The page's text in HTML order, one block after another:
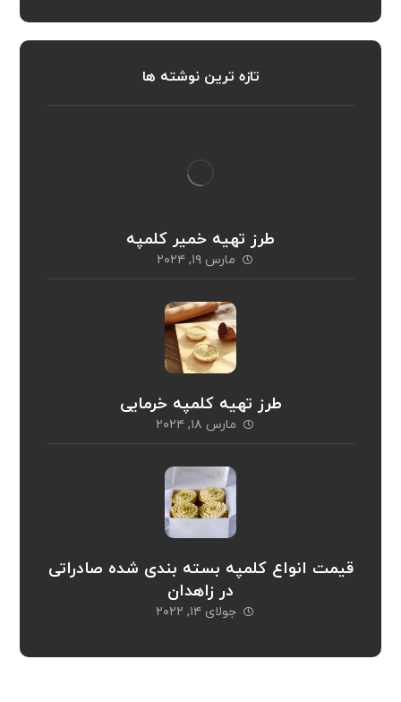
تازه ترین نوشته ها
طرز تهیه خمیر کلمپه
مارس ۱۹, ۲۰۲۴
طرز تهیه کلمپه خرمایی
مارس ۱۸, ۲۰۲۴
قیمت انواع کلمپه بسته بندی شده صادراتی
در زاهدان
جولای ۱۴, ۲۰۲۲